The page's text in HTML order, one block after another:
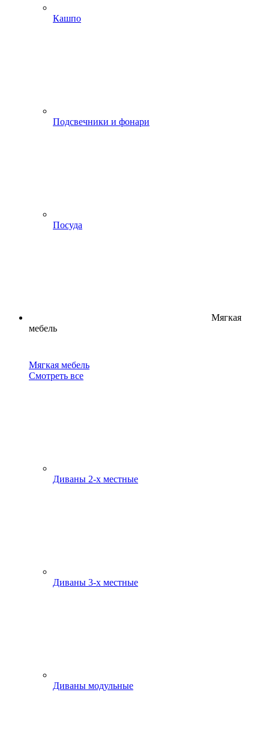
Кашпо
Подсвечники и фонари
Посуда
Мягкая
мебель
Мягкая мебель
Смотреть все
Диваны 2-х местные
Диваны 3-х местные
Диваны модульные